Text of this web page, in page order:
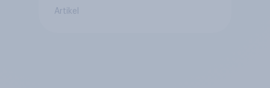
Artikel